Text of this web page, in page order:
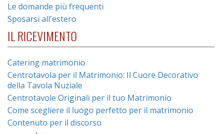
Le domande più frequenti
Sposarsi all'estero
IL RICEVIMENTO
Catering matrimonio
Centrotavola per il Matrimonio: Il Cuore Decorativo
della Tavola Nuziale
Centrotavole Originali per il tuo Matrimonio
Come scegliere il luogo perfetto per il matrimonio
Contenuto per il discorso